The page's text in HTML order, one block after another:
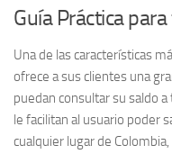
Guía Práctica
Una de las características
ofrece a sus clientes una
puedan consultar su saldo
le facilitan al usuario poder
cualquier lugar de